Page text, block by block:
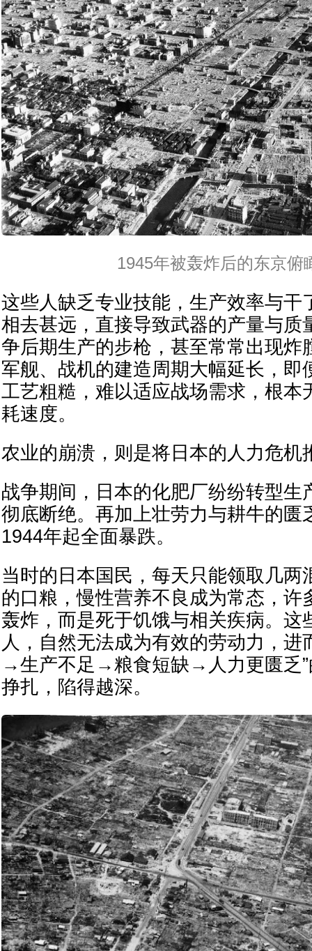
1945年被轰炸后的东京
这些人缺乏专业技能，生产效率与干
相去甚远，直接导致武器的产量与质
争后期生产的步枪，甚至常常出现炸
军舰、战机的建造周期大幅延长，即
工艺粗糙，难以适应战场需求，根本
耗速度。
农业的崩溃，则是将日本的人力危机
战争期间，日本的化肥厂纷纷转型生
彻底断绝。再加上壮劳力与耕牛的匮
1944年起全面暴跌。
当时的日本国民，每天只能领取几两
的口粮，慢性营养不良成为常态，许
轰炸，而是死于饥饿与相关疾病。这
人，自然无法成为有效的劳动力，进
→生产不足→粮食短缺→人力更匮乏”
挣扎，陷得越深。